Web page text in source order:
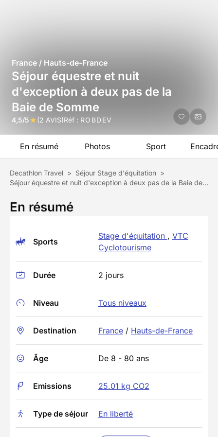
France / Hauts-de-France
Séjour équestre et nuit
d'exception à deux pas de la
Baie de Somme
4,5/5 (2 AVIS)Réf : ROBDEV
En résumé Photos Sport
Decathlon Travel > Séjour Stage d'équitation >
Séjour équestre et nuit d'exception à deux pas de la Baie de Somme
En résumé
Sports
Stage d'équitation , VTC
Cyclotourisme
Durée 2 jours
Niveau Tous niveaux
Destination France / Hauts-de-France
Âge De 8 - 80 ans
Emissions 25.01 kg CO2
Type de séjour En liberté